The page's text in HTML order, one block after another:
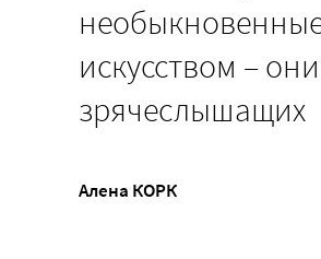
искусством –
зрячеслышащих
Алена КОРК